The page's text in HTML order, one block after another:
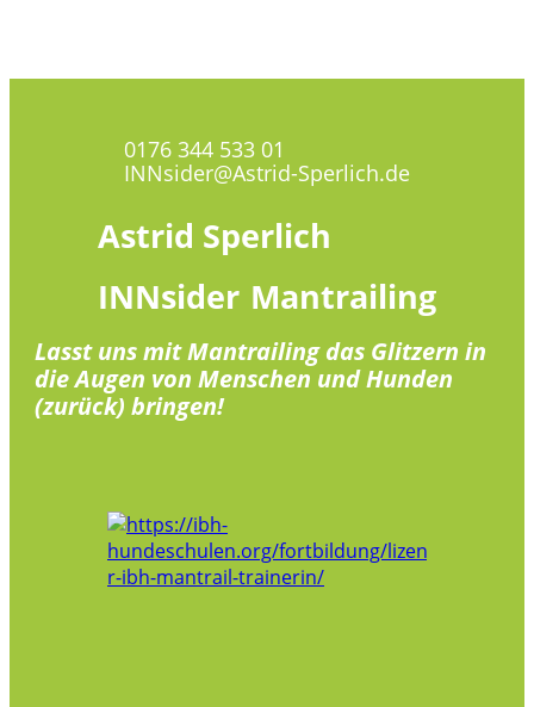
0176 344 533 01
INNsider@Astrid-Sperlich.de
Astrid Sperlich
INNsider Mantrailing
Lasst uns mit Mantrailing das Glitzern in
die Augen von Menschen und Hunden
(zurück) bringen!